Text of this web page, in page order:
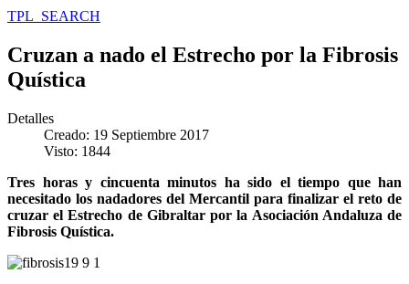
TPL_SEARCH
Cruzan a nado el Estrecho por la Fibrosis
Quística
Detalles
Creado: 19 Septiembre 2017
Visto: 1844
Tres horas y cincuenta minutos ha sido el tiempo que han
necesitado los nadadores del Mercantil para finalizar el reto de
cruzar el Estrecho de Gibraltar por la Asociación Andaluza de
Fibrosis Quística.